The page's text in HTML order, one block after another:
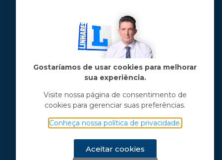
Jose Linhares Jr é maranhense.
Formado em Jornalismo, estudou filosofia
e tem pós-graduações em ciência política
e marketing político.
Menu principal
Notícias
Opinião
Chama o Linhares
Gostaríamos de usar cookies para melhorar
sua experiência.
Visite nossa página de consentimento de
cookies para gerenciar suas preferências.
Conheça nossa política de privacidade.
Aceitar cookies